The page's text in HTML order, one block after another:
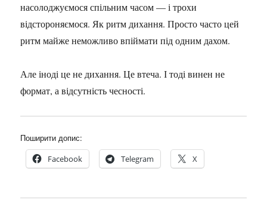
насолоджуємося спільним часом — і трохи
відстороняємося. Як ритм дихання. Просто часто цей
ритм майже неможливо впіймати під одним дахом.
Але іноді це не дихання. Це втеча. І тоді винен не
формат, а відсутність чесності.
Поширити допис:
Facebook Telegram X